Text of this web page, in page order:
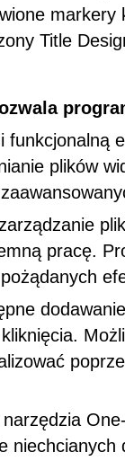
markery
Title
funkcjonalną
plików
pracę.
niechcianych